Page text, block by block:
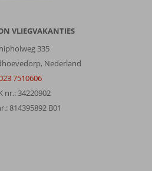
VLIEGVAKANTIES
335
Nederland
7510606
nr.: 34220902
814395892 B01